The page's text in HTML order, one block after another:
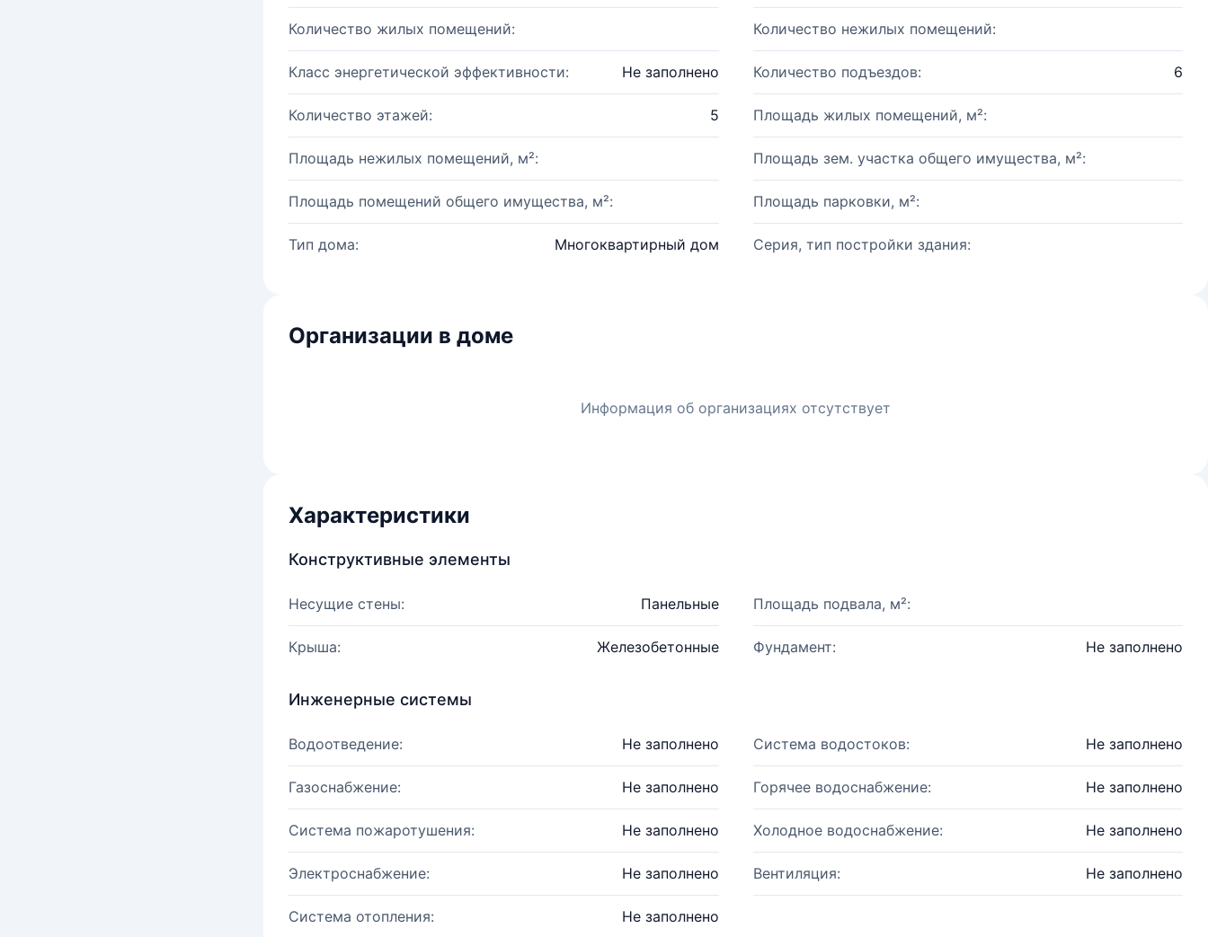
Количество жилых помещений: Количество нежилых помещений:
Класс энергетической эффективности: Не заполнено Количество подъездов: 6
Количество этажей: 5 Площадь жилых помещений, м²:
Площадь нежилых помещений, м²: Площадь зем. участка общего имущества, м²:
Площадь помещений общего имущества, м²: Площадь парковки, м²:
Тип дома: Многоквартирный дом Серия, тип постройки здания:
Организации в доме
Информация об организациях отсутствует
Характеристики
Конструктивные элементы
Несущие стены: Панельные Площадь подвала, м²:
Крыша: Железобетонные Фундамент: Не заполнено
Инженерные системы
Водоотведение: Не заполнено Система водостоков: Не заполнено
Газоснабжение: Не заполнено Горячее водоснабжение: Не заполнено
Система пожаротушения: Не заполнено Холодное водоснабжение: Не заполнено
Электроснабжение: Не заполнено Вентиляция: Не заполнено
Система отопления: Не заполнено